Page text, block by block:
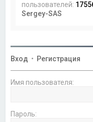
пользователей:
Sergey-SAS
Вход • Регистрация
Имя пользователя:
Пароль: